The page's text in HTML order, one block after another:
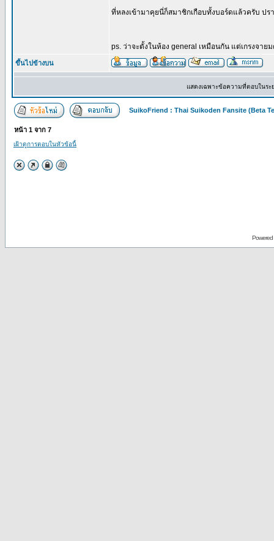
ที่หลงเข้ามาคุยนี่ก็สมาชิกเกือบทั้งบอร์ดแล้วครับ ป
ps. ว่าจะตั้งในห้อง general เหมือนกัน แต่เกรงจาย
ขึ้นไปข้างบน
แสดงเฉพาะข้อความที่ตอบในระ
SuikoFriend : Thai Suikoden Fansite (Beta
หน้า 1 จาก 7
เฝ้าดูการตอบในหัวข้อนี้